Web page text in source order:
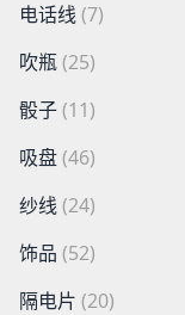
电话线(7)
吹瓶(25)
骰子(11)
吸盘(46)
纱线(24)
饰品 (52)
隔电片 (20)